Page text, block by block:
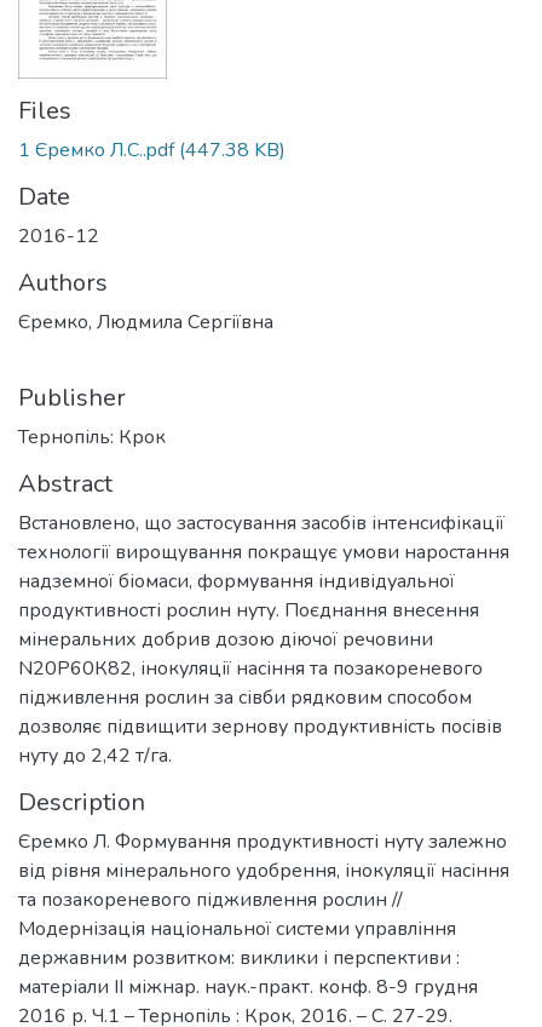
Files
1 Єремко Л.С..pdf(447.38 KB)
Date
2016-12
Authors
Єремко, Людмила Сергіївна
Publisher
Тернопіль: Крок
Abstract
Встановлено, що застосування засобів інтенсифікації
технології вирощування покращує умови наростання
надземної біомаси, формування індивідуальної
продуктивності рослин нуту. Поєднання внесення
мінеральних добрив дозою діючої речовини
N20Р60К82, інокуляції насіння та позакореневого
підживлення рослин за сівби рядковим способом
дозволяє підвищити зернову продуктивність посівів
нуту до 2,42 т/га.
Description
Єремко Л. Формування продуктивності нуту залежно
від рівня мінерального удобрення, інокуляції насіння
та позакореневого підживлення рослин //
Модернізація національної системи управління
державним розвитком: виклики і перспективи :
матеріали ІІ міжнар. наук.-практ. конф. 8-9 грудня
2016 р. Ч.1 – Тернопіль : Крок, 2016. – С. 27-29.